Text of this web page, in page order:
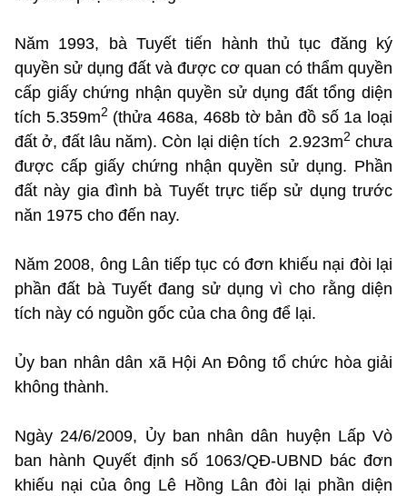
Năm 1993, bà Tuyết tiến hành thủ tục đăng ký
quyền sử dụng đất và được cơ quan có thẩm quyền
cấp giấy chứng nhận quyền sử dụng đất tổng diện
tích 5.359m2 (thửa 468a, 468b tờ bản đồ số 1a loại
đất ở, đất lâu năm). Còn lại diện tích 2.923m2 chưa
được cấp giấy chứng nhận quyền sử dụng. Phần
đất này gia đình bà Tuyết trực tiếp sử dụng trước
năn 1975 cho đến nay.
Năm 2008, ông Lân tiếp tục có đơn khiếu nại đòi lại
phần đất bà Tuyết đang sử dụng vì cho rằng diện
tích này có nguồn gốc của cha ông để lại.
Ủy ban nhân dân xã Hội An Đông tổ chức hòa giải
không thành.
Ngày 24/6/2009, Ủy ban nhân dân huyện Lấp Vò
ban hành Quyết định số 1063/QĐ-UBND bác đơn
khiếu nại của ông Lê Hồng Lân đòi lại phần diện